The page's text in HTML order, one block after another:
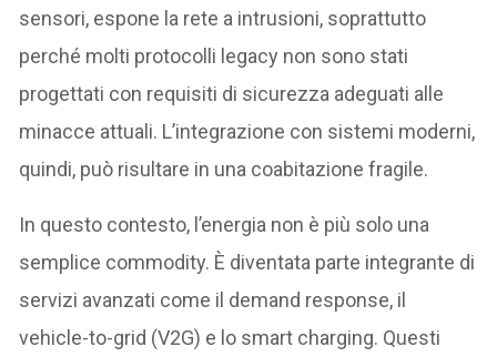
sensori, espone la rete a intrusioni, soprattutto
perché molti protocolli legacy non sono stati
progettati con requisiti di sicurezza adeguati alle
minacce attuali. L’integrazione con sistemi moderni,
quindi, può risultare in una coabitazione fragile.
In questo contesto, l’energia non è più solo una
semplice commodity. È diventata parte integrante di
servizi avanzati come il demand response, il
vehicle-to-grid (V2G) e lo smart charging. Questi